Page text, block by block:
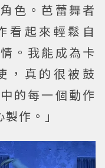
色。芭蕾舞者
看起來輕鬆自
。我能成為卡
，真的很被鼓
的每一個動作
作。」